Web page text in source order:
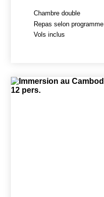
Chambre double
Repas selon programme
Vols inclus